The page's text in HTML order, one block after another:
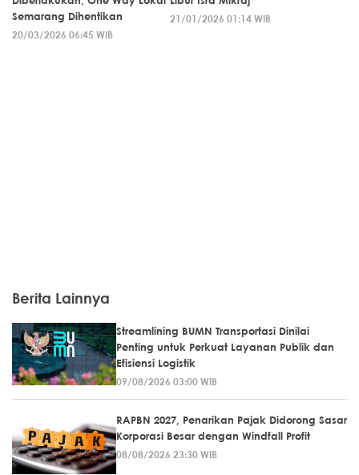
Semarang Dihentikan
20/03/2026 06:45 WIB
21/01/2026 01:14 WIB
Berita Lainnya
Streamlining BUMN Transportasi Dinilai
Penting untuk Perkuat Layanan Publik dan
Efisiensi Logistik
09/08/2026 03:00 WIB
RAPBN 2027, Penarikan Pajak Didorong Sasar
Korporasi Besar dengan Windfall Profit
08/08/2026 23:30 WIB